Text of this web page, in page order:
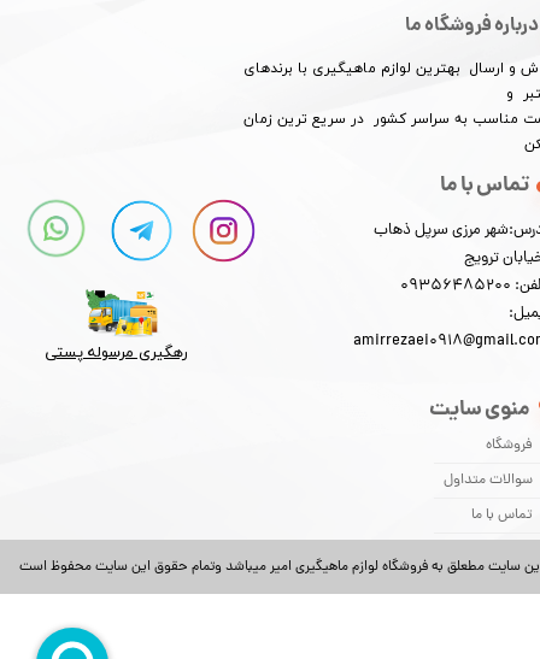
★★★
★★★ ★★
سایت مطعلق به فروشگاه لوازم ماهیگیری امیر میباشد وتمام حقوق این سایت محفوظ است
درباره فروشگاه ما
و ارسال بهترین لوازم ماهیگیری با برندهای
و
مناسب به سراسر کشور در سریع ترین زمان
منوی سایت
فروشگاه
سوالات متداول
تماس با ما
تماس با ما
مرزی سرپل ذهاب
ترویج
رهگیری مرسوله پستی​​​​​​​